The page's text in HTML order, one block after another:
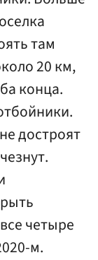
там
20 км,
конца.
достроят
четыре
м.